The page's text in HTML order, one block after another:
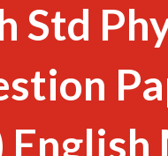
Std